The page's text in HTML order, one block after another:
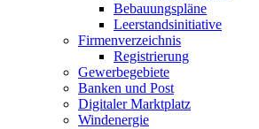
Bebauungspläne
Leerstandsinitiative
Firmenverzeichnis
Registrierung
Gewerbegebiete
Banken und Post
Digitaler Marktplatz
Windenergie